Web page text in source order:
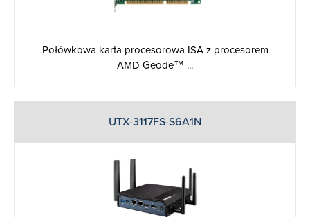
Połówkowa karta procesorowa ISA z procesorem
AMD Geode™ ...
UTX-3117FS-S6A1N